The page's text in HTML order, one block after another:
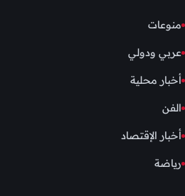
منوعات
عربي ودولي
أخبار محلية
الفن
أخبار الإقتصاد
رياضة